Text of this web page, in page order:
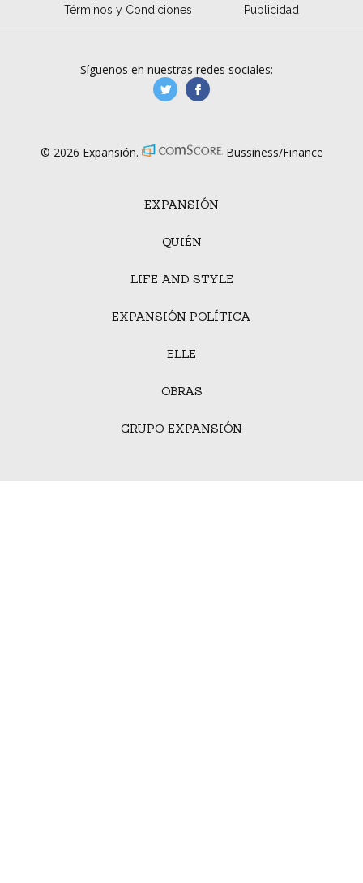
Términos y Condiciones Publicidad
EXPANSIÓN
QUIÉN
LIFE AND STYLE
EXPANSIÓN POLÍTICA
ELLE
OBRAS
GRUPO EXPANSIÓN
Síguenos en nuestras redes sociales:
manufacturaGE
© 2026 Expansión. Bussiness/Finance